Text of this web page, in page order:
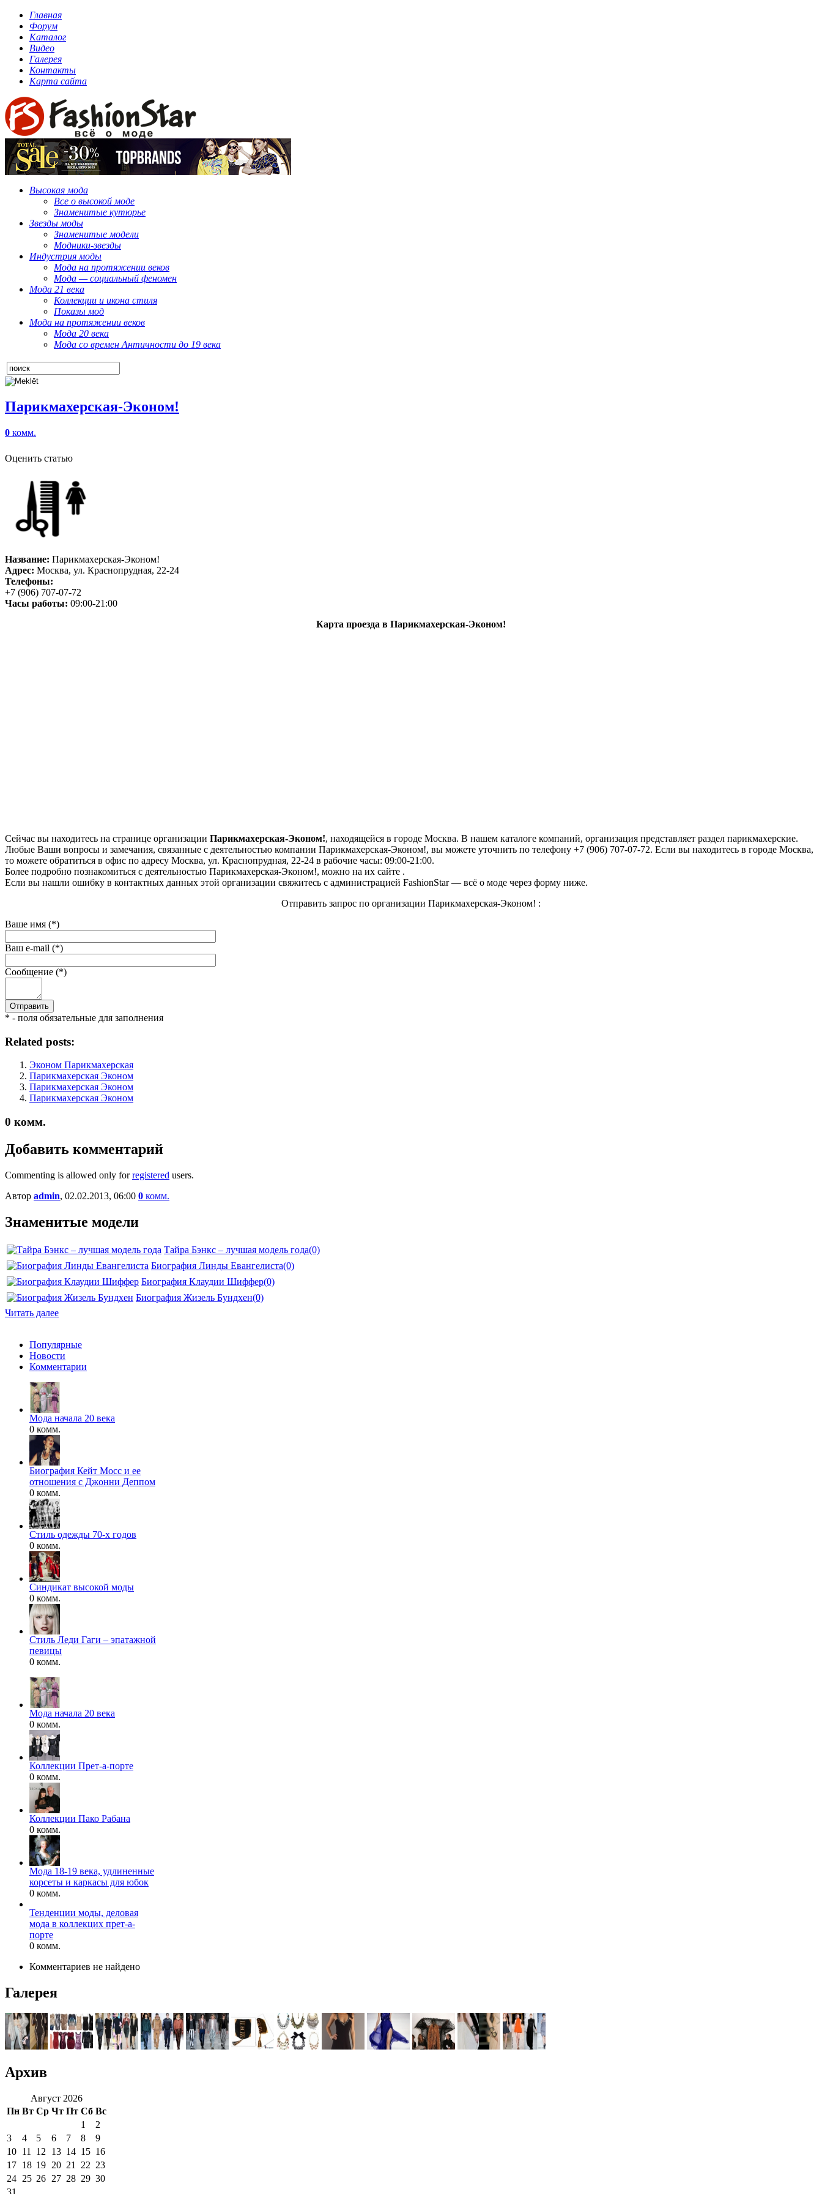
Главная
Форум
Каталог
Видео
Галерея
Контакты
Карта сайта
Высокая мода
Все о высокой моде
Знаменитые кутюрье
Звезды моды
Знаменитые модели
Модники-звезды
Индустрия моды
Мода на протяжении веков
Мода — социальный феномен
Мода 21 века
Коллекции и икона стиля
Показы мод
Мода на протяжении веков
Мода 20 века
Мода со времен Античности до 19 века
Парикмахерская-Эконом!
0 комм.
Оценить статью
Название: Парикмахерская-Эконом!
Адрес: Москва, ул. Краснопрудная, 22-24
Телефоны:
+7 (906) 707-07-72
Часы работы: 09:00-21:00
Карта проезда в Парикмахерская-Эконом!
Сейчас вы находитесь на странице организации Парикмахерская-Эконом!, находящейся в городе Москва. В нашем каталоге компаний, организация представляет раздел парикмахерские.
Любые Ваши вопросы и замечания, связанные с деятельностью компании Парикмахерская-Эконом!, вы можете уточнить по телефону +7 (906) 707-07-72. Если вы находитесь в городе Москва,
то можете обратиться в офис по адресу Москва, ул. Краснопрудная, 22-24 в рабочие часы: 09:00-21:00.
Более подробно познакомиться с деятельностью Парикмахерская-Эконом!, можно на их сайте .
Если вы нашли ошибку в контактных данных этой организации свяжитесь с администрацией FashionStar — всё о моде через форму ниже.
Отправить запрос по организации Парикмахерская-Эконом! :
Ваше имя (*)
Ваш e-mail (*)
Сообщение (*)
* - поля обязательные для заполнения
Related posts:
Эконом Парикмахерская
Парикмахерская Эконом
Парикмахерская Эконом
Парикмахерская Эконом
0 комм.
Добавить комментарий
Commenting is allowed only forregistered users.
Автор admin, 02.02.2013, 06:00 0 комм.
Знаменитые модели
Тайра Бэнкс – лучшая модель года(0)
Биография Линды Евангелиста(0)
Биография Клаудии Шиффер(0)
Биография Жизель Бундхен(0)
Читать далее
Популярные
Новости
Комментарии
Мода начала 20 века
0 комм.
Биография Кейт Мосс и ее
отношения с Джонни Деппом
0 комм.
Стиль одежды 70-х годов
0 комм.
Синдикат высокой моды
0 комм.
Стиль Леди Гаги – эпатажной
певицы
0 комм.
Мода начала 20 века
0 комм.
Коллекции Прет-а-порте
0 комм.
Коллекции Пако Рабана
0 комм.
Мода 18-19 века, удлиненные
корсеты и каркасы для юбок
0 комм.
Тенденции моды, деловая
мода в коллекцих прет-а-
порте
0 комм.
Комментариев не найдено
Галерея
Архив
Август 2026
Пн Вт Ср Чт Пт Сб Вс
1
2
3
4 5 6 7 8
9
10 11 12 13 14 15 16
17 18 19 20 21 22 23
24 25 26 27 28 29 30